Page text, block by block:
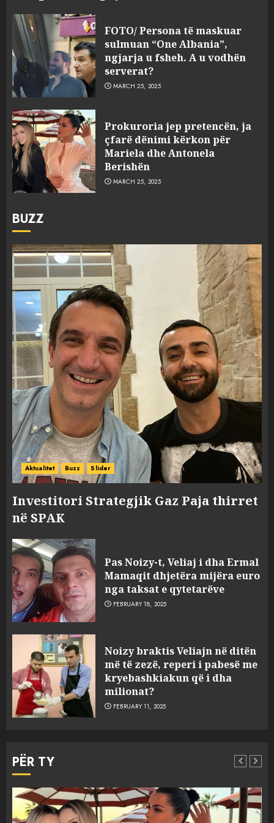
FOTO/ Persona të maskuar
sulmuan “One Albania”,
ngjarja u fsheh. A u vodhën
serverat?
MARCH 25, 2025
Prokuroria jep pretencën, ja
çfarë dënimi kërkon për
Mariela dhe Antonela
Berishën
MARCH 25, 2025
BUZZ
Aktualitet Buzz Slider
Investitori Strategjik Gaz Paja thirret
në SPAK
Pas Noizy-t, Veliaj i dha Ermal
Mamaqit dhjetëra mijëra euro
nga taksat e qytetarëve
FEBRUARY 18, 2025
Noizy braktis Veliajn në ditën
më të zezë, reperi i pabesë me
kryebashkiakun që i dha
milionat?
FEBRUARY 11, 2025
PËR TY
3
sulmuan “One Albania”,
ngjarja u fsheh. A u vodhën
serverat?
MARCH 25, 2025
4 MARCH 25, 2025